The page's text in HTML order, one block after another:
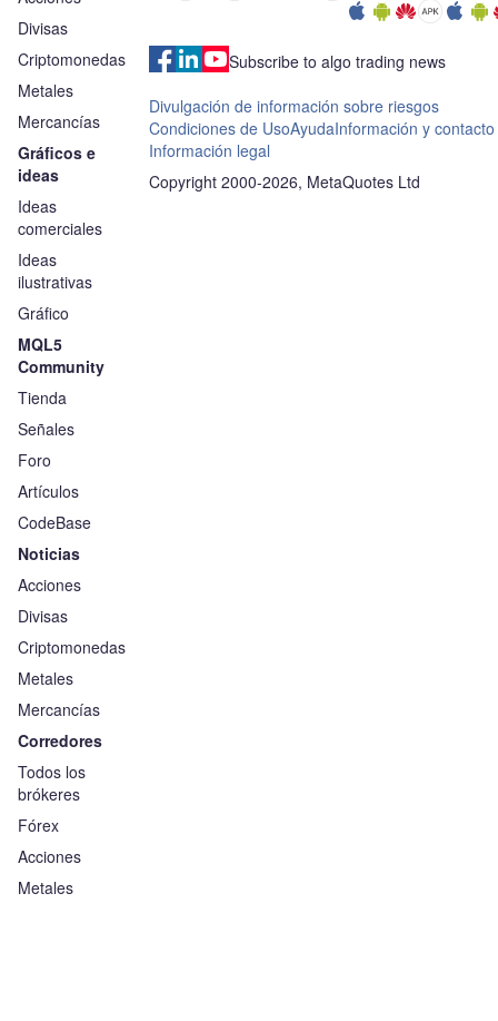
Divisas
Criptomonedas
Metales
Mercancías
Gráficos e
ideas
Ideas
comerciales
Ideas
ilustrativas
Gráfico
MQL5
Community
Tienda
Señales
Foro
Artículos
CodeBase
Noticias
Acciones
Divisas
Criptomonedas
Metales
Mercancías
Corredores
Todos los
brókeres
Fórex
Acciones
Metales
Subscribe to algo trading news
Divulgación de información sobre riesgos
Condiciones de UsoAyudaInformación y contacto
Información legal
Copyright 2000-2026, MetaQuotes Ltd